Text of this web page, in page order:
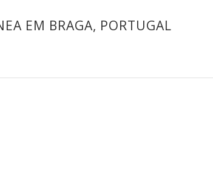
EM BRAGA, PORTUGAL